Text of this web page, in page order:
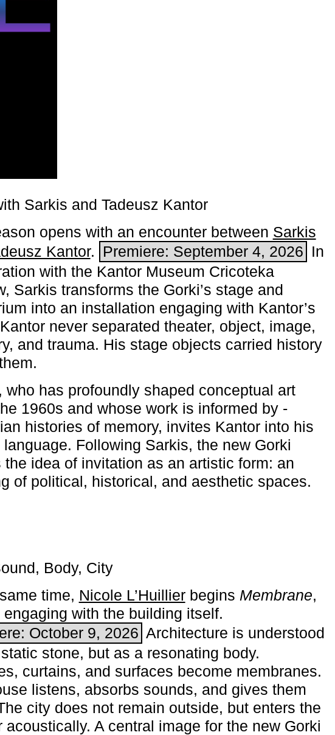
Sarkis and Tadeusz Kantor
opens with an encounter between Sarkis
Kantor. Premiere: September 4, 2026 In
with the ­Kantor Museum Cricoteka
Sarkis transforms the Gorki’s stage and
into an installation engaging with Kantor’s
never separated theater, object, image,
and trauma. His stage objects carried history
who has profoundly shaped conceptual art
1960s and whose work is informed by
histories of memory, invites Kantor into his
language. Following Sarkis, the new Gorki
the idea of invitation as an artistic form: an
of political, historical, and aesthetic spaces.
Body, City
time, Nicole L’Huillierbegins ­ Membrane,
engaging with the building itself.
October 9, 2026 Architecture is understood
stone, but as a resonating body.
curtains, and surfaces become membranes.
listens, absorbs sounds, and gives them
city does not remain outside, but enters the
acoustically. A central image for the new Gorki